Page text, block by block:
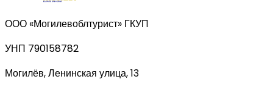
ООО «Могилевоблтурист» ГКУП
УНП 790158782
Могилёв, Ленинская улица, 13